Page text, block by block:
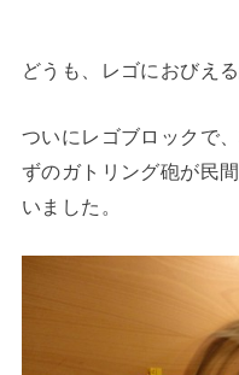
どうも、レゴにおびえ
ついにレゴブロックで
ずのガトリング砲が民
いました。